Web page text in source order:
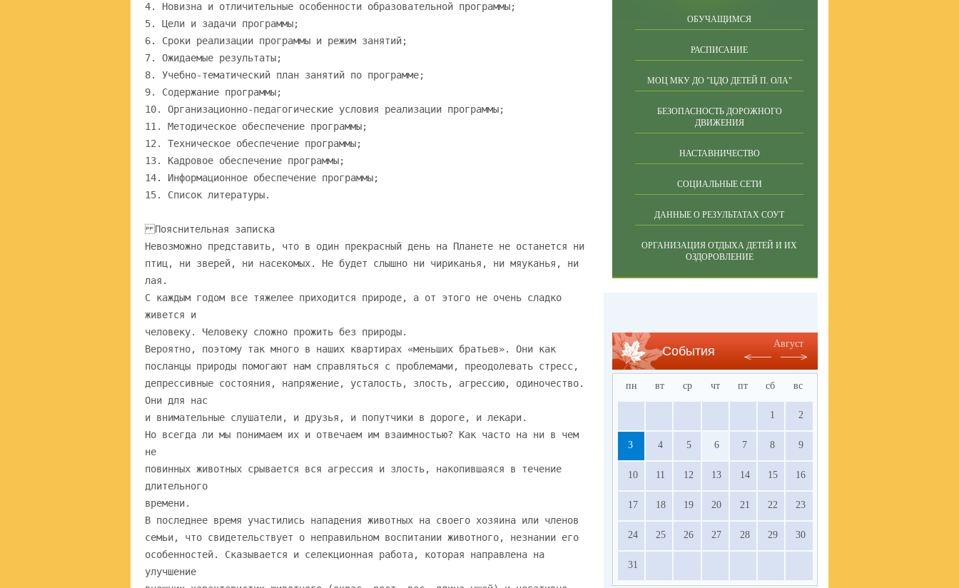
ОБУЧАЩИМСЯ
РАСПИСАНИЕ
МОЦ МКУ ДО "ЦДО ДЕТЕЙ П. ОЛА"
БЕЗОПАСНОСТЬ ДОРОЖНОГО
ДВИЖЕНИЯ
НАСТАВНИЧЕСТВО
СОЦИАЛЬНЫЕ СЕТИ
ДАННЫЕ О РЕЗУЛЬТАТАХ СОУТ
ОРГАНИЗАЦИЯ ОТДЫХА ДЕТЕЙ И ИХ
ОЗДОРОВЛЕНИЕ
События
Август
пн вт ср чт пт сб вс
1 2
3 4 5 6 7 8 9
10 11 12 13 14 15 16
17 18 19 20 21 22 23
24 25 26 27 28 29 30
31